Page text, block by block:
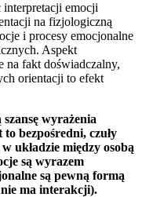
interpretacji emocji
na fizjologiczną
i procesy emocjonalne
Aspekt
na fakt doświadczalny,
orientacji to efekt
wyrażenia
to bezpośredni, czuły
układzie między osobą
są wyrazem
są pewną formą
ma interakcji).